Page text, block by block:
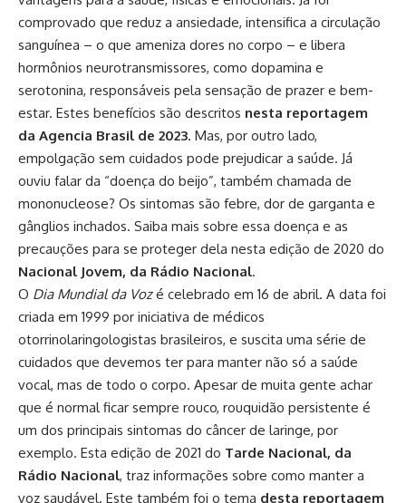
comprovado que reduz a ansiedade, intensifica a circulação
sanguínea – o que ameniza dores no corpo – e libera
hormônios neurotransmissores, como dopamina e
serotonina, responsáveis pela sensação de prazer e bem-
estar. Estes benefícios são descritos nesta reportagem
da Agencia Brasil de 2023. Mas, por outro lado,
empolgação sem cuidados pode prejudicar a saúde. Já
ouviu falar da “doença do beijo”, também chamada de
mononucleose? Os sintomas são febre, dor de garganta e
gânglios inchados. Saiba mais sobre essa doença e as
precauções para se proteger dela nesta edição de 2020 do
Nacional Jovem, da Rádio Nacional.
O Dia Mundial da Vozé celebrado em 16 de abril. A data foi
criada em 1999 por iniciativa de médicos
otorrinolaringologistas brasileiros, e suscita uma série de
cuidados que devemos ter para manter não só a saúde
vocal, mas de todo o corpo. Apesar de muita gente achar
que é normal ficar sempre rouco, rouquidão persistente é
um dos principais sintomas do câncer de laringe, por
exemplo. Esta edição de 2021 do Tarde Nacional, da
Rádio Nacional, traz informações sobre como manter a
voz saudável. Este também foi o tema desta reportagem